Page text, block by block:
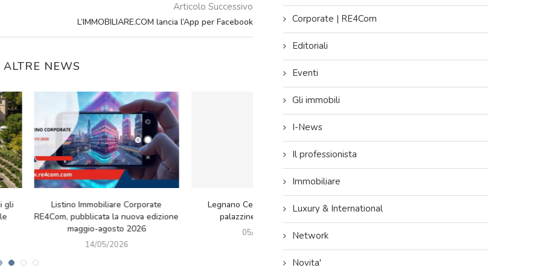
Articolo Successivo
L’IMMOBILIARE.COM lancia l’App per Facebook
NEWS
Il paradosso green: riflessioni tra
idee e nuove sfide europee
01/05/2026
Mercato immobiliare luxury: Kering
cede il Prestigioso Immobile in Via
Montenapoleone 8...
Kedros Partner of Limmobiliare.com di
Varese sponsor della 10° edizione
Corporate | RE4Com
Editoriali
Eventi
Gli immobili
I-News
Il professionista
Immobiliare
Luxury & International
Network
Novita'